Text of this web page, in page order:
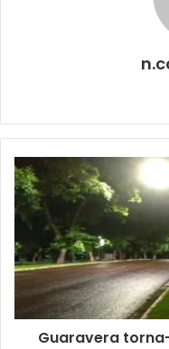
com a diretora de
Municipal de Cultura,
telefone 3371-6612
Texto: Isabely
Gostei
Etiquetas cultura
Guaravera